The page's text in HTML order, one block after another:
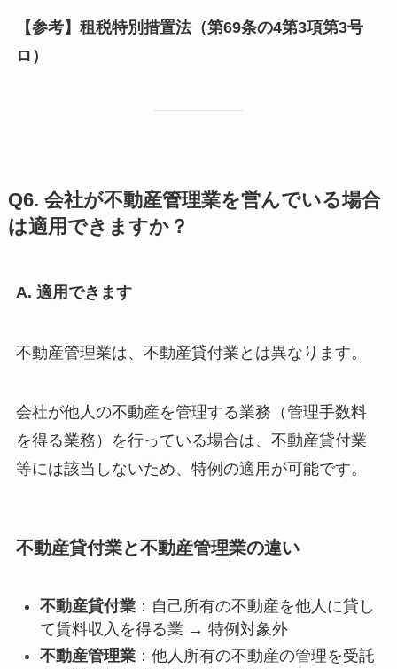
【参考】租税特別措置法（第69条の4第3項第3号
ロ）
Q6. 会社が不動産管理業を営んでいる場合
は適用できますか？
A. 適用できます
不動産管理業は、不動産貸付業とは異なります。
会社が他人の不動産を管理する業務（管理手数料
を得る業務）を行っている場合は、不動産貸付業
等には該当しないため、特例の適用が可能です。
不動産貸付業と不動産管理業の違い
不動産貸付業：自己所有の不動産を他人に貸し
て賃料収入を得る業 → 特例対象外
不動産管理業：他人所有の不動産の管理を受託